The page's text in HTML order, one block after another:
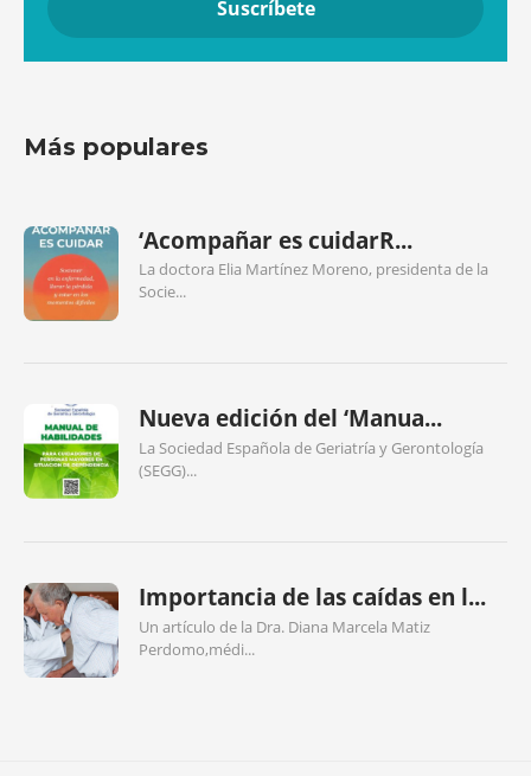
Más populares
‘Acompañar es cuidarR...
La doctora Elia Martínez Moreno, presidenta de la
Socie...
Nueva edición del ‘Manua...
La Sociedad Española de Geriatría y Gerontología
(SEGG)...
Importancia de las caídas en l...
Un artículo de la Dra. Diana Marcela Matiz
Perdomo,médi...